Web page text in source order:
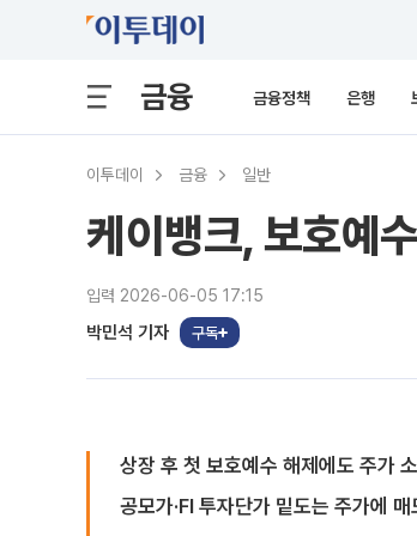
금융 금융정책 은행
이투데이 금융 일반
케이뱅크, 보호예
입력 2026-06-05 17:15
박민석 기자 구독
상장 후 첫 보호예수 해제에도 주가
공모가·FI 투자단가 밑도는 주가에